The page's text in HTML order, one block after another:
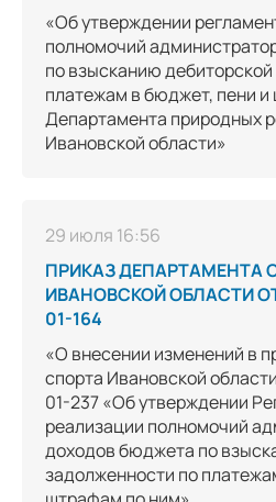
«Об утверждении
полномочий
по взысканию
платежам в бюджет, пени
Департамента природных
Ивановской области»
29 июля 16:56
ПРИКАЗ ДЕПАРТАМЕНТА
ИВАНОВСКОЙ ОБЛАСТИ
01-164
«О внесении изменений в
спорта Ивановской
01-237 «Об утверждении
реализации полномочий
доходов бюджета по
задолженности по